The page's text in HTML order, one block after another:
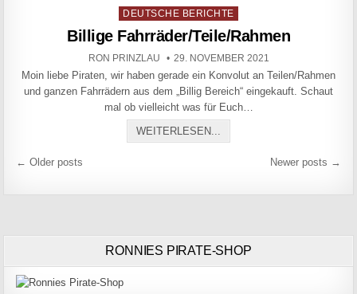
Posted in
DEUTSCHE BERICHTE
Billige Fahrräder/Teile/Rahmen
AUTHOR:
RON PRINZLAU PUBLISHED DATE:
29. NOVEMBER 2021
Moin liebe Piraten, wir haben gerade ein Konvolut an Teilen/Rahmen
und ganzen Fahrrädern aus dem „Billig Bereich“ eingekauft. Schaut
mal ob vielleicht was für Euch…
WEITERLESEN...
Beitragsnavigation
← Older posts Newer posts →
RONNIES PIRATE-SHOP